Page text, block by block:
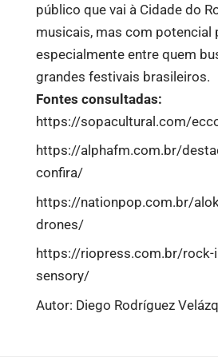
público que vai à Cidade do
musicais, mas com
especialmente entre quem
grandes festivais brasileiros.
Fontes consultadas:
https://sopacultural.com/
https://alphafm.com.br/
confira/
https://nationpop.com.br/
drones/
https://riopress.com.br/rock-
sensory/
Autor: Diego Rodríguez